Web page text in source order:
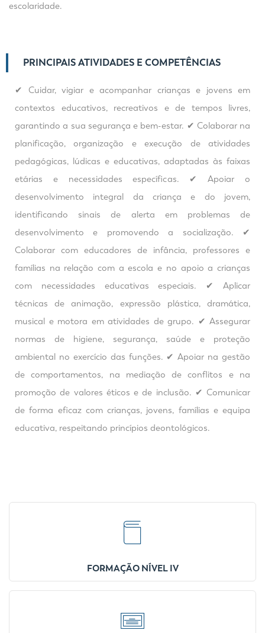
escolaridade.
PRINCIPAIS ATIVIDADES E COMPETÊNCIAS
✔ Cuidar, vigiar e acompanhar crianças e jovens em
contextos educativos, recreativos e de tempos livres,
garantindo a sua segurança e bem-estar. ✔ Colaborar na
planificação, organização e execução de atividades
pedagógicas, lúdicas e educativas, adaptadas às faixas
etárias e necessidades específicas. ✔ Apoiar o
desenvolvimento integral da criança e do jovem,
identificando sinais de alerta em problemas de
desenvolvimento e promovendo a socialização. ✔
Colaborar com educadores de infância, professores e
famílias na relação com a escola e no apoio a crianças
com necessidades educativas especiais. ✔ Aplicar
técnicas de animação, expressão plástica, dramática,
musical e motora em atividades de grupo. ✔ Assegurar
normas de higiene, segurança, saúde e proteção
ambiental no exercício das funções. ✔ Apoiar na gestão
de comportamentos, na mediação de conflitos e na
promoção de valores éticos e de inclusão. ✔ Comunicar
de forma eficaz com crianças, jovens, famílias e equipa
educativa, respeitando princípios deontológicos.
FORMAÇÃO NÍVEL IV